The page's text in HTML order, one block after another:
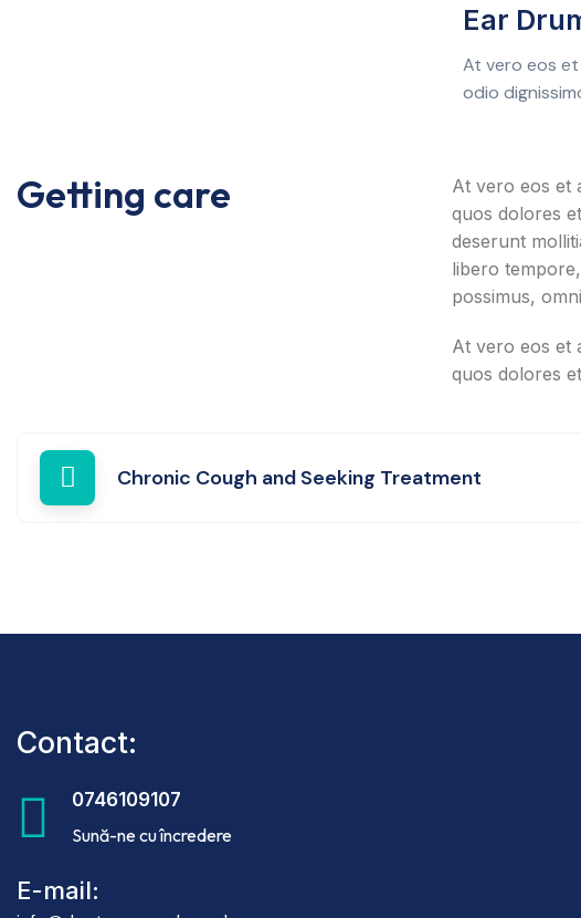
Ear
At vero eos
odio
Getting care
At vero eos et
quos dolores
deserunt
libero
possimus,
At vero eos et
quos dolores
Chronic Cough and Seeking Treatment
Contact:
0746109107
Sună-ne cu încredere
E-mail: